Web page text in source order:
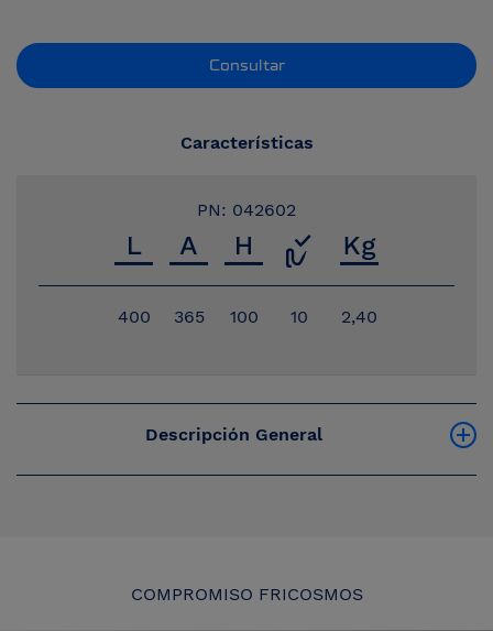
Consultar
Características
PN: 042602
400 365 100 10 2,40
Descripción General
COMPROMISO FRICOSMOS